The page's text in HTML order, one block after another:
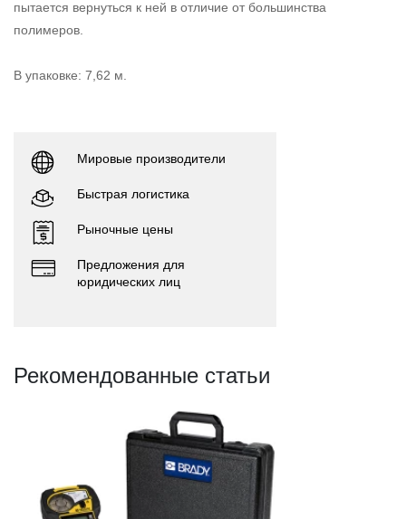
пытается вернуться к ней в отличие от большинства
полимеров.
В упаковке: 7,62 м.
Мировые производители
Быстрая логистика
Рыночные цены
Предложения для
юридических лиц
Рекомендованные статьи